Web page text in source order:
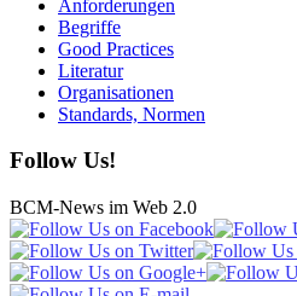
Anforderungen
Begriffe
Good Practices
Literatur
Organisationen
Standards, Normen
Follow Us!
BCM-News im Web 2.0